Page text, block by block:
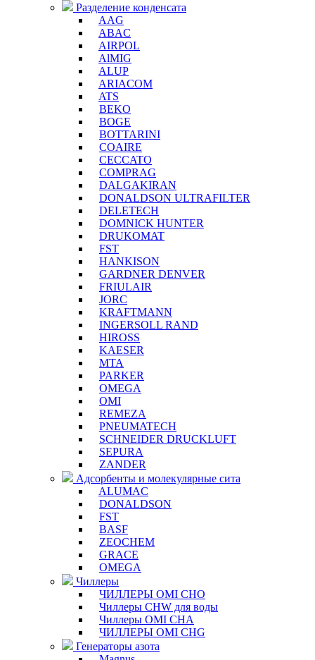
Разделение конденсата
AAG
ABAC
AIRPOL
AlMIG
ALUP
ARIACOM
ATS
BEKO
BOGE
BOTTARINI
COAIRE
CECCATO
COMPRAG
DALGAKIRAN
DONALDSON ULTRAFILTER
DELETECH
DOMNICK HUNTER
DRUKOMAT
FST
HANKISON
GARDNER DENVER
FRIULAIR
JORC
KRAFTMANN
INGERSOLL RAND
HIROSS
KAESER
MTA
PARKER
OMEGA
OMI
REMEZA
PNEUMATECH
SCHNEIDER DRUCKLUFT
SEPURA
ZANDER
Адсорбенты и молекулярные сита
ALUMAC
DONALDSON
FST
BASF
ZEOCHEM
GRACE
OMEGA
Чиллеры
ЧИЛЛЕРЫ OMI CHO
Чиллеры CHW для воды
Чиллеры OMI CHA
ЧИЛЛЕРЫ OMI CHG
Генераторы азота